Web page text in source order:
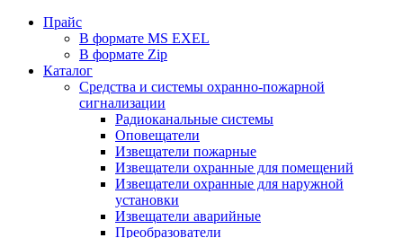
Прайс
В формате MS EXEL
В формате Zip
Каталог
Средства и системы охранно-пожарной
сигнализации
Радиоканальные системы
Оповещатели
Извещатели пожарные
Извещатели охранные для помещений
Извещатели охранные для наружной
установки
Извещатели аварийные
Преобразователи